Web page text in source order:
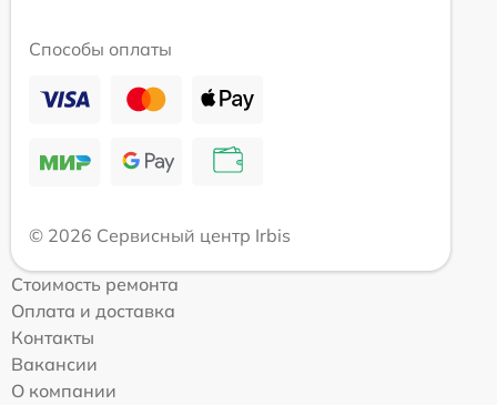
Способы оплаты
© 2026 Сервисный центр Irbis
Стоимость ремонта
Оплата и доставка
Контакты
Вакансии
О компании